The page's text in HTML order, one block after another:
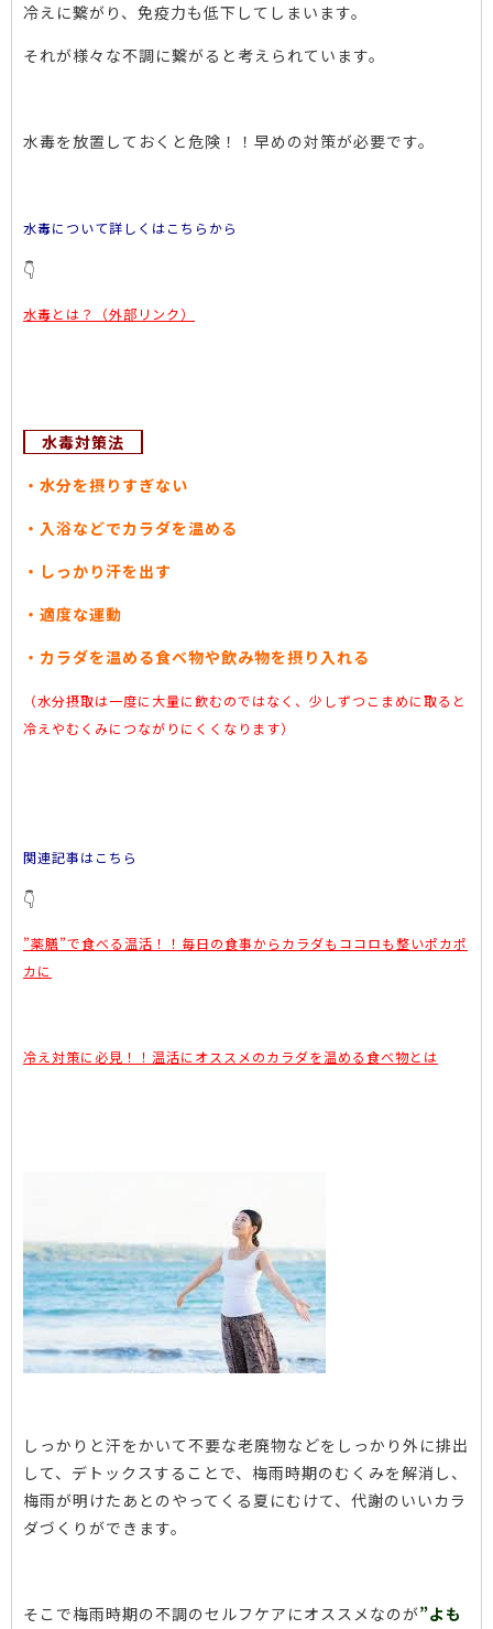
冷えに繋がり、免疫力も低下してしまいます。
それが様々な不調に繋がると考えられています。
水毒を放置しておくと危険！！早めの対策が必要です。
水毒について詳しくはこちらから
👇
水毒とは？（外部リンク）
水毒対策法
・水分を摂りすぎない
・入浴などでカラダを温める
・しっかり汗を出す
・適度な運動
・カラダを温める食べ物や飲み物を摂り入れる
（水分摂取は一度に大量に飲むのではなく、少しずつこまめに取ると
冷えやむくみにつながりにくくなります）
関連記事はこちら
👇
”薬膳”で食べる温活！！毎日の食事からカラダもココロも整いポカポ
カに
冷え対策に必見！！温活にオススメのカラダを温める食べ物とは
しっかりと汗をかいて不要な老廃物などをしっかり外に排出
して、デトックスすることで、梅雨時期のむくみを解消し、
梅雨が明けたあとのやってくる夏にむけて、代謝のいいカラ
ダづくりができます。
そこで梅雨時期の不調のセルフケアにオススメなのが”よも